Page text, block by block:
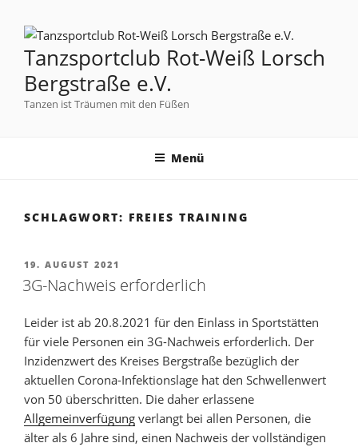
Tanzsportclub Rot-Weiß Lorsch
Bergstraße e.V.
Tanzen ist Träumen mit den Füßen
Menü
SCHLAGWORT: FREIES TRAINING
19. AUGUST 2021
3G-Nachweis erforderlich
Leider ist ab 20.8.2021 für den Einlass in Sportstätten
für viele Personen ein 3G-Nachweis erforderlich. Der
Inzidenzwert des Kreises Bergstraße bezüglich der
aktuellen Corona-Infektionslage hat den Schwellenwert
von 50 überschritten. Die daher erlassene
Allgemeinverfügung verlangt bei allen Personen, die
älter als 6 Jahre sind, einen Nachweis der vollständigen